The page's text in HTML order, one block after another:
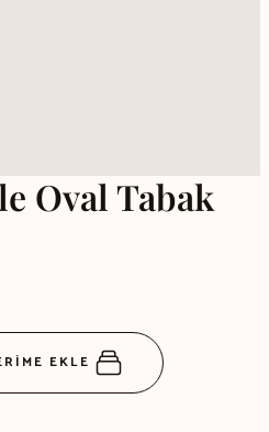
Oval Tabak
EKLE